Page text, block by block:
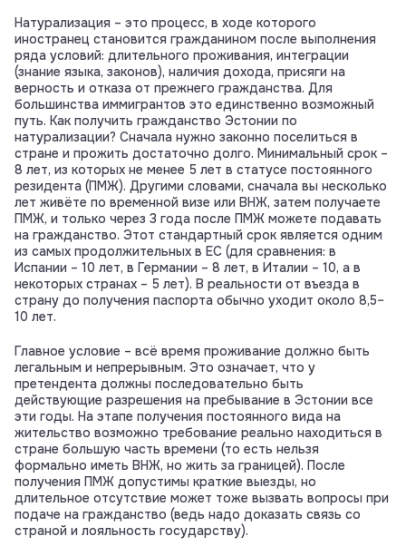
Натурализация – это процесс, в ходе которого
иностранец становится гражданином после выполнения
ряда условий: длительного проживания, интеграции
(знание языка, законов), наличия дохода, присяги на
верность и отказа от прежнего гражданства. Для
большинства иммигрантов это единственно возможный
путь. Как получить гражданство Эстонии по
натурализации? Сначала нужно законно поселиться в
стране и прожить достаточно долго. Минимальный срок –
8 лет, из которых не менее 5 лет в статусе постоянного
резидента (ПМЖ). Другими словами, сначала вы несколько
лет живёте по временной визе или ВНЖ, затем получаете
ПМЖ, и только через 3 года после ПМЖ можете подавать
на гражданство. Этот стандартный срок является одним
из самых продолжительных в ЕС (для сравнения: в
Испании – 10 лет, в Германии – 8 лет, в Италии – 10, а в
некоторых странах – 5 лет). В реальности от въезда в
страну до получения паспорта обычно уходит около 8,5–
10 лет.
Главное условие – всё время проживание должно быть
легальным и непрерывным. Это означает, что у
претендента должны последовательно быть
действующие разрешения на пребывание в Эстонии все
эти годы. На этапе получения постоянного вида на
жительство возможно требование реально находиться в
стране большую часть времени (то есть нельзя
формально иметь ВНЖ, но жить за границей). После
получения ПМЖ допустимы краткие выезды, но
длительное отсутствие может тоже вызвать вопросы при
подаче на гражданство (ведь надо доказать связь со
страной и лояльность государству).